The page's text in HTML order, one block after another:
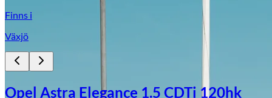
Finns i
Växjö
Opel Astra Elegance 1.5 CDTi 120hk